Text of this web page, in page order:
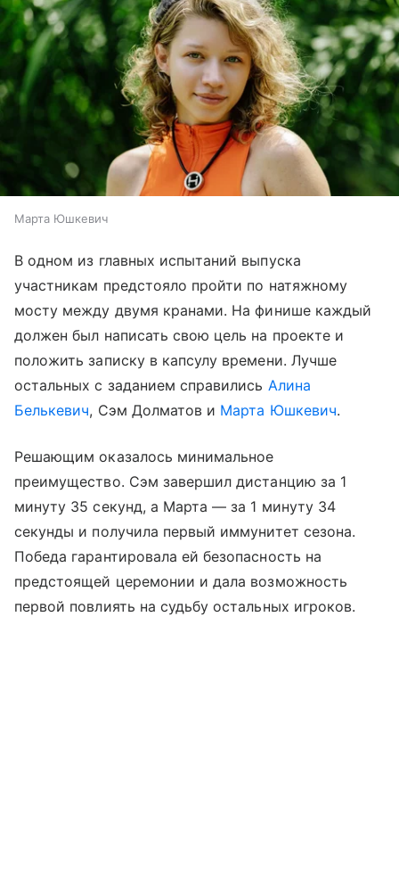
Марта Юшкевич
В одном из главных испытаний выпуска
участникам предстояло пройти по натяжному
мосту между двумя кранами. На финише каждый
должен был написать свою цель на проекте и
положить записку в капсулу времени. Лучше
остальных с заданием справились Алина
Белькевич, Сэм Долматов и Марта Юшкевич.
Решающим оказалось минимальное
преимущество. Сэм завершил дистанцию за 1
минуту 35 секунд, а Марта — за 1 минуту 34
секунды и получила первый иммунитет сезона.
Победа гарантировала ей безопасность на
предстоящей церемонии и дала возможность
первой повлиять на судьбу остальных игроков.